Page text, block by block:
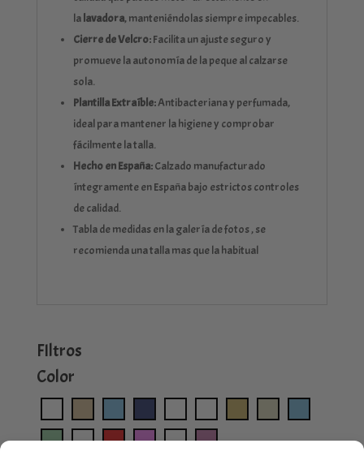
la lavadora, manteniéndolas siempre impecables.
Cierre de Velcro:Facilita un ajuste seguro y
promueve la autonomía de la peque al calzarse
sola.
Plantilla Extraíble:Antibacteriana y perfumada,
ideal para mantener la higiene y comprobar
fácilmente la talla.
Hecho en España:Calzado manufacturado
íntegramente en España bajo estrictos controles
de calidad.
Tabla de medidas en la galería de fotos , se
recomienda una talla mas que la habitual
FIltros
Color